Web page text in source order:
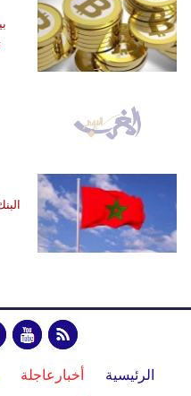
الرئيسية أخبارعاجلة